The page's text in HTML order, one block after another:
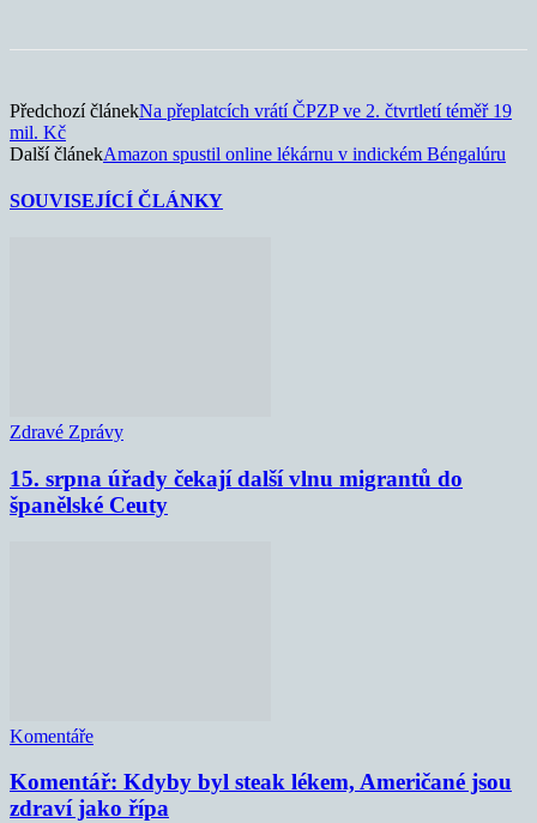
Předchozí článekNa přeplatcích vrátí ČPZP ve 2. čtvrtletí téměř 19
mil. Kč
Další článekAmazon spustil online lékárnu v indickém Béngalúru
SOUVISEJÍCÍ ČLÁNKY
Zdravé Zprávy
15. srpna úřady čekají další vlnu migrantů do
španělské Ceuty
Komentáře
Komentář: Kdyby byl steak lékem, Američané jsou
zdraví jako řípa